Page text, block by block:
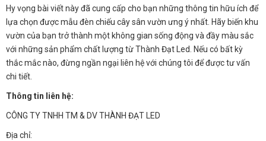
Hy vọng bài viết này đã cung cấp cho bạn những thông tin hữu ích để
lựa chọn được mẫu đèn chiếu cây sân vườn ưng ý nhất. Hãy biến khu
vườn của bạn trở thành một không gian sống động và đầy màu sắc
với những sản phẩm chất lượng từ Thành Đạt Led. Nếu có bất kỳ
thắc mắc nào, đừng ngần ngại liên hệ với chúng tôi để được tư vấn
chi tiết.
Thông tin liên hệ:
CÔNG TY TNHH TM & DV THÀNH ĐẠT LED
Địa chỉ: